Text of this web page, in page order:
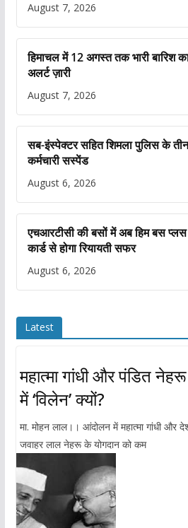
August 7, 2026
हिमाचल में 12 अगस्त तक भारी बारिश
अलर्ट ज़ारी
August 7, 2026
सब-इंस्पेक्टर सहित शिमला पुलिस के तीन
कर्मचारी सस्पेंड
August 6, 2026
एचआरटीसी की बसों में अब हिम बस प्लस
कार्ड से होगा रियायती सफर
August 6, 2026
Latest
महात्मा गांधी और पंडित
में ‘विलेन’ क्यों?
मा. मोहन लाल।। आंदोलन में महात्मा गांधी और
जवाहर लाल नेहरू के योगदान को कम